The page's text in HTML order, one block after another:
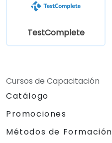
TestComplete
Cursos de Capacitación
Catálogo
Promociones
Métodos de Formación